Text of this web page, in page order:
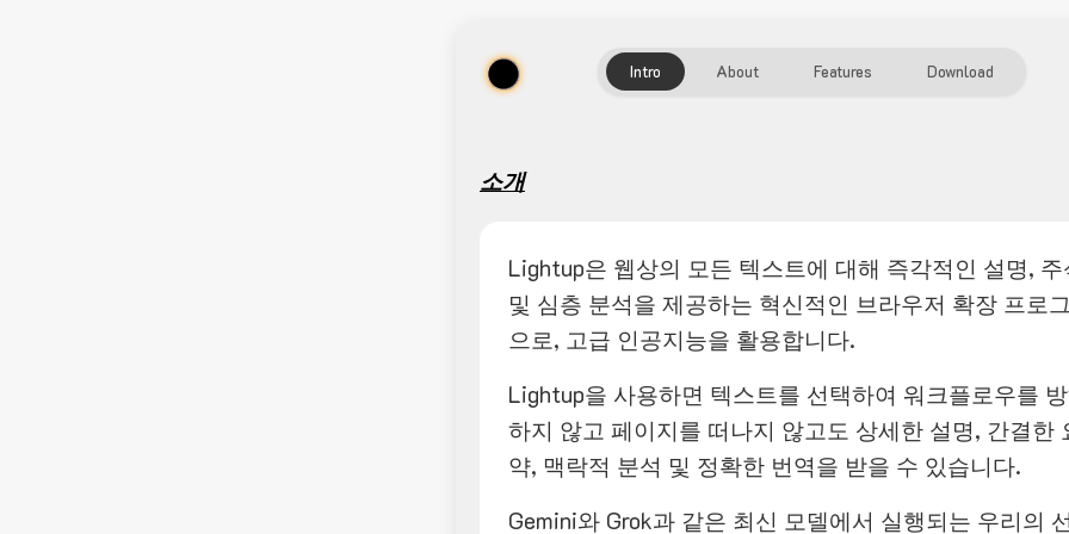
Intro About Features Download
소개
Lightup은 웹상의 모든 텍스트에 대해 즉각적인 설명, 주
및 심층 분석을 제공하는 혁신적인 브라우저 확장 프로
으로, 고급 인공지능을 활용합니다.
Lightup을 사용하면 텍스트를 선택하여 워크플로우를
하지 않고 페이지를 떠나지 않고도 상세한 설명, 간결한
약, 맥락적 분석 및 정확한 번역을 받을 수 있습니다.
Gemini와 Grok과 같은 최신 모델에서 실행되는 우리의 선